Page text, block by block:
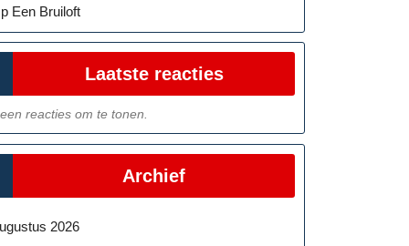
Een Bruiloft
Laatste reacties
reacties om te tonen.
Archief
2026